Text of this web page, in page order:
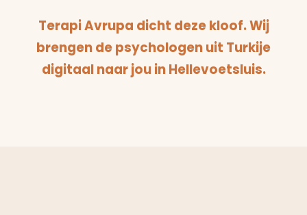
Terapi Avrupa dicht deze kloof. Wij
brengen de psychologen uit Turkije
digitaal naar jou in Hellevoetsluis.